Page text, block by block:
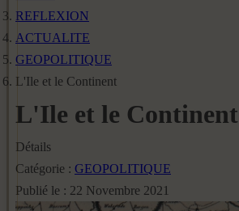
REFLEXION
ACTUALITE
GEOPOLITIQUE
L'Ile et le Continent
L'Ile et le Continent
Détails
Catégorie : GEOPOLITIQUE
Publié le : 22 Novembre 2021